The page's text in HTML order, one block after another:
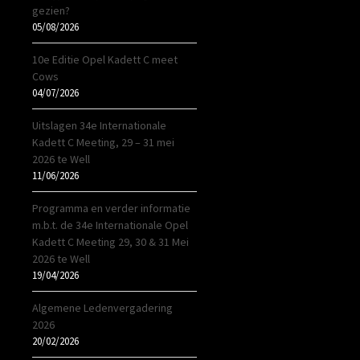
gezien?
05/08/2026
10e Editie Opel Kadett C meet
Cows
04/07/2026
Uitslagen 34e Internationale
Kadett C Meeting, 29 – 31 mei
2026 te Well
11/06/2026
Programma en verder informatie
m.b.t. de 34e Internationale Opel
Kadett C Meeting 29, 30 & 31 Mei
2026 te Well
19/04/2026
Algemene Ledenvergadering
2026
20/02/2026